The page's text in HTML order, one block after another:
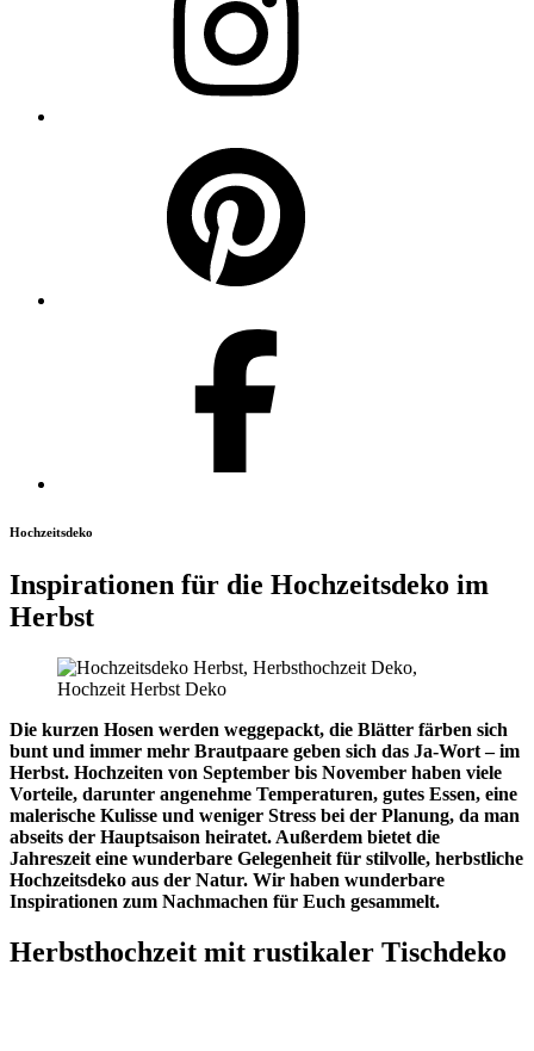
Hochzeitsdeko
Inspirationen für die Hochzeitsdeko im
Herbst
Die kurzen Hosen werden weggepackt, die Blätter färben sich
bunt und immer mehr Brautpaare geben sich das Ja-Wort – im
Herbst. Hochzeiten von September bis November haben viele
Vorteile, darunter angenehme Temperaturen, gutes Essen, eine
malerische Kulisse und weniger Stress bei der Planung, da man
abseits der Hauptsaison heiratet. Außerdem bietet die
Jahreszeit eine wunderbare Gelegenheit für stilvolle, herbstliche
Hochzeitsdeko aus der Natur. Wir haben wunderbare
Inspirationen zum Nachmachen für Euch gesammelt.
Herbsthochzeit mit rustikaler Tischdeko